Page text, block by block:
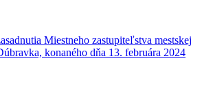
Miestneho zastupiteľstva mestskej
konaného dňa 13. februára 2024